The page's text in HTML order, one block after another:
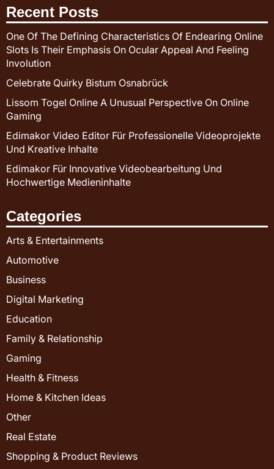
Recent Posts
One Of The Defining Characteristics Of Endearing Online
Slots Is Their Emphasis On Ocular Appeal And Feeling
Involution
Celebrate Quirky Bistum Osnabrück
Lissom Togel Online A Unusual Perspective On Online
Gaming
Edimakor Video Editor Für Professionelle Videoprojekte
Und Kreative Inhalte
Edimakor Für Innovative Videobearbeitung Und
Hochwertige Medieninhalte
Categories
Arts & Entertainments
Automotive
Business
Digital Marketing
Education
Family & Relationship
Gaming
Health & Fitness
Home & Kitchen Ideas
Other
Real Estate
Shopping & Product Reviews